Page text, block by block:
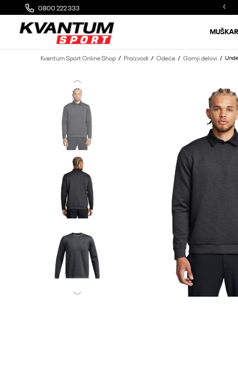
0800 222 333
MOGUĆA ZAMENA 14 DANA OD DOSTAVE
Kvantum Sport Online Shop Proizvodi Odeća Gornji delovi